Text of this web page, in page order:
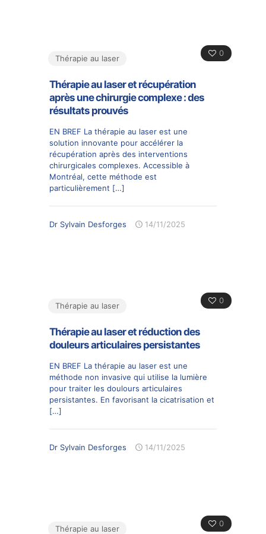
0
Thérapie au laser
Thérapie au laser et récupération
après une chirurgie complexe : des
résultats prouvés
EN BREF La thérapie au laser est une
solution innovante pour accélérer la
récupération après des interventions
chirurgicales complexes. Accessible à
Montréal, cette méthode est
particulièrement […]
Dr Sylvain Desforges 14/11/2025
0
Thérapie au laser
Thérapie au laser et réduction des
douleurs articulaires persistantes
EN BREF La thérapie au laser est une
méthode non invasive qui utilise la lumière
pour traiter les doulours articulaires
persistantes. En favorisant la cicatrisation et
[…]
Dr Sylvain Desforges 14/11/2025
0
Thérapie au laser